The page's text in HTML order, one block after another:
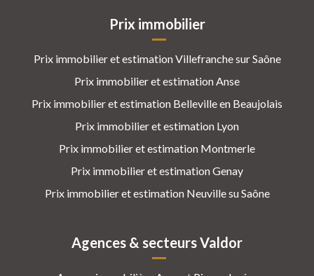
Prix immobilier
Prix immobilier et estimation Villefranche sur Saône
Prix immobilier et estimation Anse
Prix immobilier et estimation Belleville en Beaujolais
Prix immobilier et estimation Lyon
Prix immobilier et estimation Montmerle
Prix immobilier et estimation Genay
Prix immobilier et estimation Neuville su Saône
Agences & secteurs Valdor